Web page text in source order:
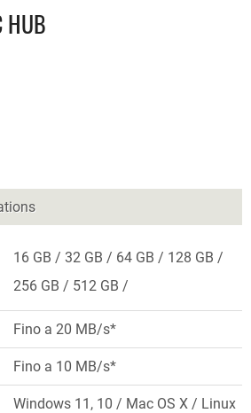
HUB
16 GB 32 GB 64 GB
128 GB
256 GB
512 GB
Fino a 20 MB/s*
Fino a 10 MB/s*
Windows 11, 10 / Mac OS X / Linux